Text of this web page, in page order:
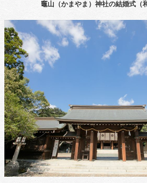
竈山（かまやま）神社の結婚式（